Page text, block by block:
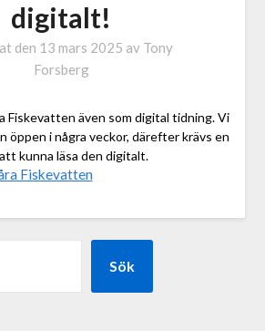
digitalt!
den 13 mars 2025 av Tony
Forsberg
Fiskevatten även som digital tidning. Vi
öppen i några veckor, därefter krävs en
kunna läsa den digitalt.
Fiskevatten
Sök